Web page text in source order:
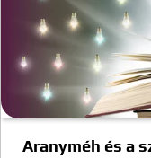
Aranyméh és a